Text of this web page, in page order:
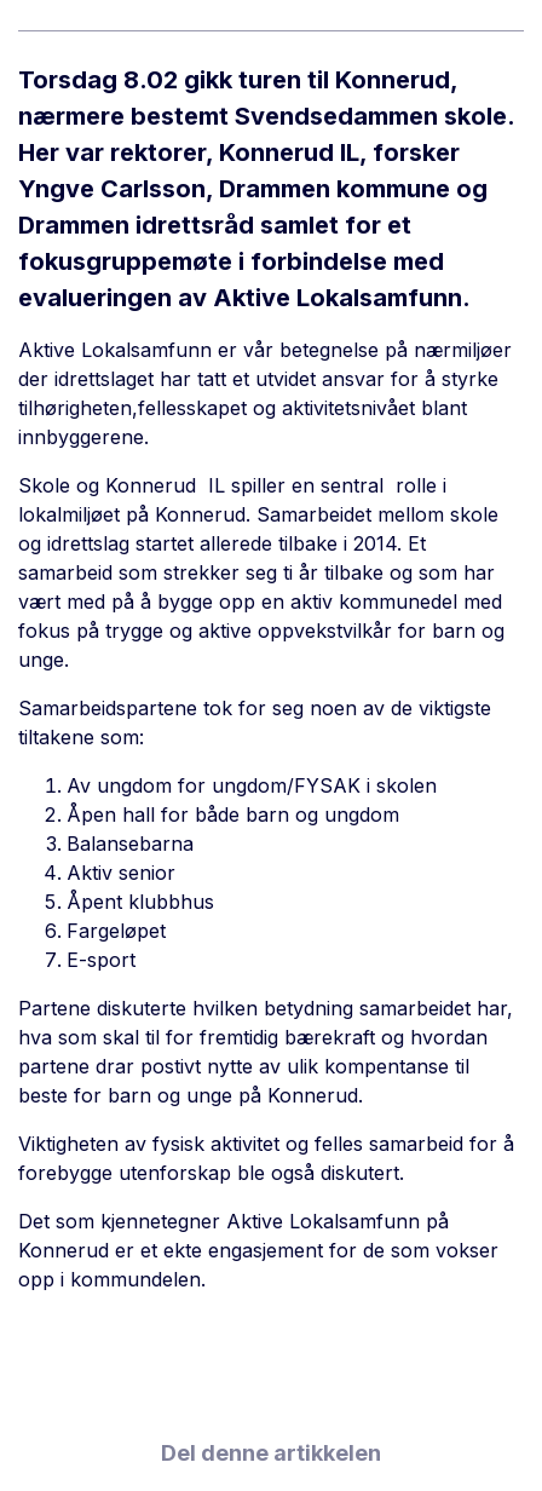
Torsdag 8.02 gikk turen til Konnerud,
nærmere bestemt Svendsedammen skole.
Her var rektorer, Konnerud IL, forsker
Yngve Carlsson, Drammen kommune og
Drammen idrettsråd samlet for et
fokusgruppemøte i forbindelse med
evalueringen av Aktive Lokalsamfunn.
Aktive Lokalsamfunn er vår betegnelse på nærmiljøer
der idrettslaget har tatt et utvidet ansvar for å styrke
tilhørigheten,fellesskapet og aktivitetsnivået blant
innbyggerene.
Skole og Konnerud IL spiller en sentral rolle i
lokalmiljøet på Konnerud. Samarbeidet mellom skole
og idrettslag startet allerede tilbake i 2014. Et
samarbeid som strekker seg ti år tilbake og som har
vært med på å bygge opp en aktiv kommunedel med
fokus på trygge og aktive oppvekstvilkår for barn og
unge.
Samarbeidspartene tok for seg noen av de viktigste
tiltakene som:
Av ungdom for ungdom/FYSAK i skolen
Åpen hall for både barn og ungdom
Balansebarna
Aktiv senior
Åpent klubbhus
Fargeløpet
E-sport
Partene diskuterte hvilken betydning samarbeidet har,
hva som skal til for fremtidig bærekraft og hvordan
partene drar postivt nytte av ulik kompentanse til
beste for barn og unge på Konnerud.
Viktigheten av fysisk aktivitet og felles samarbeid for å
forebygge utenforskap ble også diskutert.
Det som kjennetegner Aktive Lokalsamfunn på
Konnerud er et ekte engasjement for de som vokser
opp i kommundelen.
Del denne artikkelen